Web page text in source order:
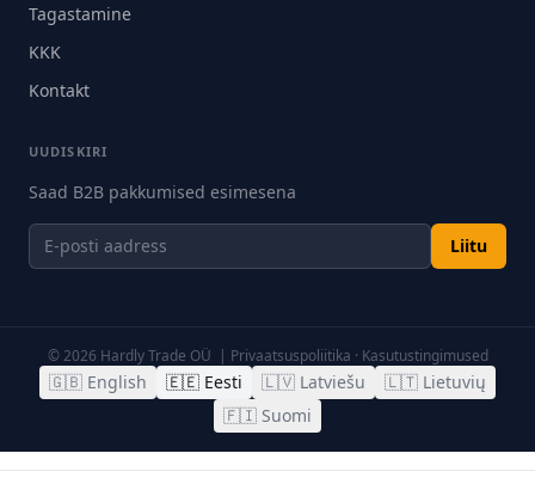
Tagastamine
KKK
Kontakt
UUDISKIRI
Saad B2B pakkumised esimesena
Liitu
©2026 Hardly Trade OÜ | Privaatsuspoliitika · Kasutustingimused
🇬🇧 English 🇪🇪 Eesti 🇱🇻 Latviešu 🇱🇹 Lietuvių
🇫🇮 Suomi